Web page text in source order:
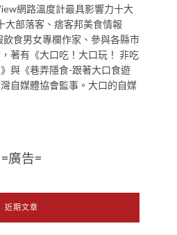
網路溫度計最具影響力十大
大部落客、痞客邦美食情報
食男女專欄作家、參與各縣市
著有《大口吃！大口玩！ 非吃
與《巷弄隱食-跟著大口食遊
自媒體協會監事。大口的自媒
=廣告=
近期文章